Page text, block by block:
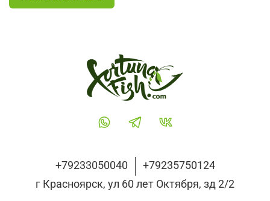
+79233050040
+79235750124
г Красноярск, ул 60 лет Октября, зд 2/2